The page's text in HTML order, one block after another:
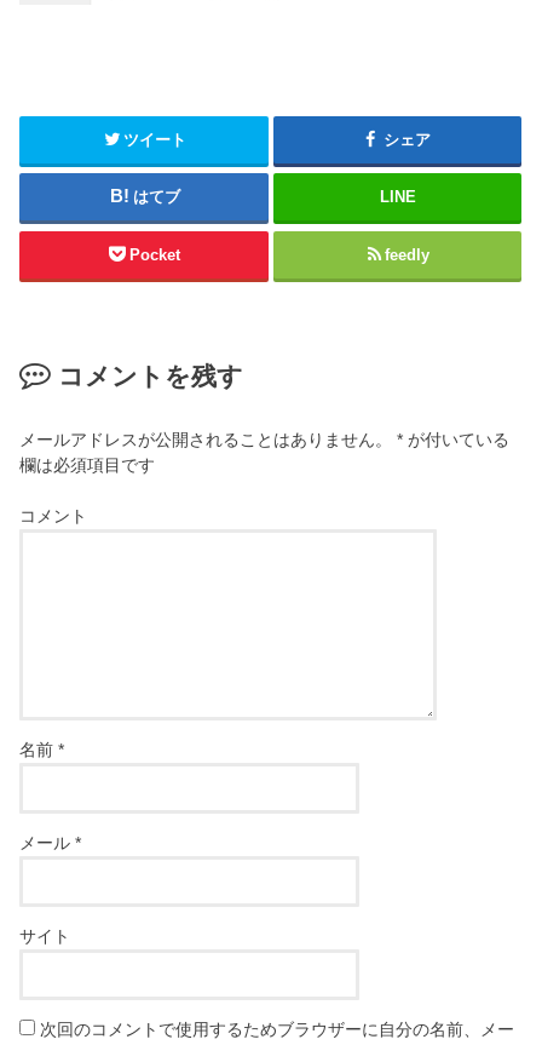
ツイート シェア
はてブ LINE
Pocket feedly
コメントを残す
メールアドレスが公開されることはありません。 * が付いている
欄は必須項目です
コメント
名前*
メール*
サイト
次回のコメントで使用するためブラウザーに自分の名前、メー